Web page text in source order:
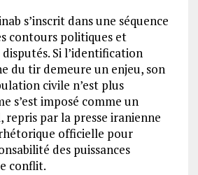
s’inscrit dans une séquence
contours politiques et
Si l’identification
du tir demeure un enjeu, son
civile n’est plus
s’est imposé comme un
repris par la presse iranienne
officielle pour
des puissances
conflit.